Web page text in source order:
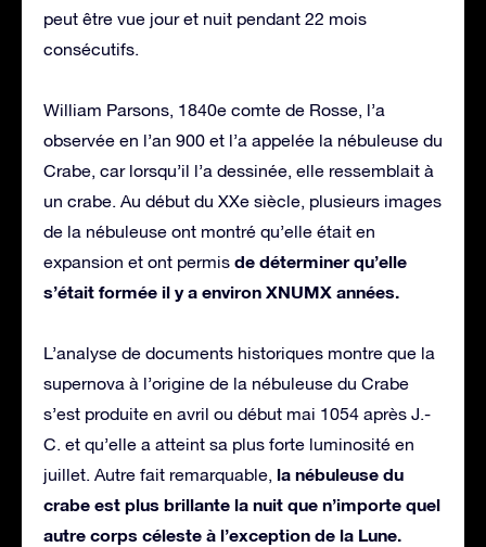
peut être vue jour et nuit pendant 22 mois
consécutifs.
William Parsons, 1840e comte de Rosse, l’a
observée en l’an 900 et l’a appelée la nébuleuse du
Crabe, car lorsqu’il l’a dessinée, elle ressemblait à
un crabe. Au début du XXe siècle, plusieurs images
de la nébuleuse ont montré qu’elle était en
expansion et ont permis de déterminer qu’elle
s’était formée il y a environ XNUMX années.
L’analyse de documents historiques montre que la
supernova à l’origine de la nébuleuse du Crabe
s’est produite en avril ou début mai 1054 après J.-
C. et qu’elle a atteint sa plus forte luminosité en
juillet. Autre fait remarquable, la nébuleuse du
crabe est plus brillante la nuit que n’importe quel
autre corps céleste à l’exception de la Lune.